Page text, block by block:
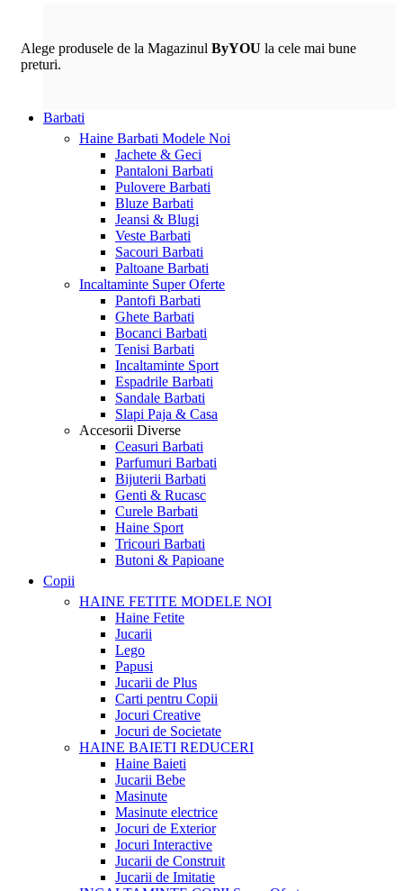
Alege produsele de la Magazinul ByYOU la cele mai bune
preturi.
Barbati
Haine Barbati Modele Noi
Jachete & Geci
Pantaloni Barbati
Pulovere Barbati
Bluze Barbati
Jeansi & Blugi
Veste Barbati
Sacouri Barbati
Paltoane Barbati
Incaltaminte Super Oferte
Pantofi Barbati
Ghete Barbati
Bocanci Barbati
Tenisi Barbati
Incaltaminte Sport
Espadrile Barbati
Sandale Barbati
Slapi Paja & Casa
Accesorii Diverse
Ceasuri Barbati
Parfumuri Barbati
Bijuterii Barbati
Genti & Rucasc
Curele Barbati
Haine Sport
Tricouri Barbati
Butoni & Papioane
Copii
HAINE FETITE MODELE NOI
Haine Fetite
Jucarii
Lego
Papusi
Jucarii de Plus
Carti pentru Copii
Jocuri Creative
Jocuri de Societate
HAINE BAIETI REDUCERI
Haine Baieti
Jucarii Bebe
Masinute
Masinute electrice
Jocuri de Exterior
Jocuri Interactive
Jucarii de Construit
Jucarii de Imitatie